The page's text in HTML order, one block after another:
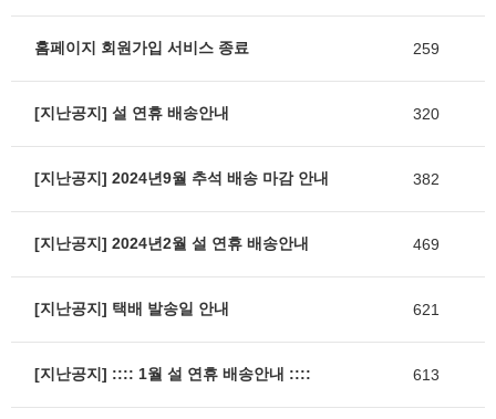
홈페이지 회원가입 서비스 종료 259
[지난공지] 설 연휴 배송안내 320
[지난공지] 2024년9월 추석 배송 마감 안내 382
[지난공지] 2024년2월 설 연휴 배송안내 469
[지난공지] 택배 발송일 안내 621
[지난공지] :::: 1월 설 연휴 배송안내 :::: 613